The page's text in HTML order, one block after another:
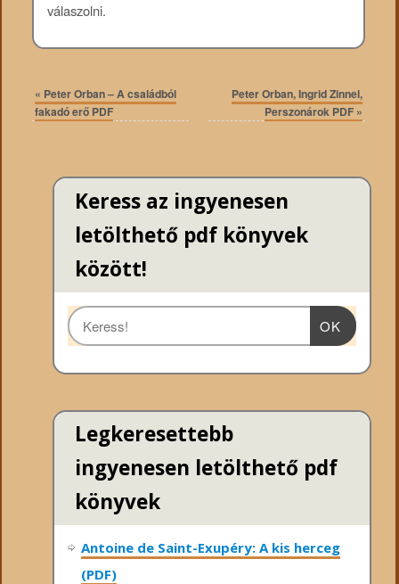
válaszolni.
« Peter Orban – A családból
fakadó erő PDF
Peter Orban, Ingrid Zinnel,
Perszonárok PDF »
Keress az ingyenesen
letölthető pdf könyvek
között!
OK
Legkeresettebb
ingyenesen letölthető pdf
könyvek
Antoine de Saint-Exupéry: A kis herceg
(PDF)